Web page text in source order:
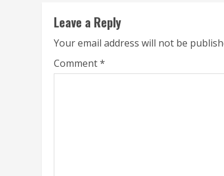
Leave a Reply
Your email address will not be
Comment*